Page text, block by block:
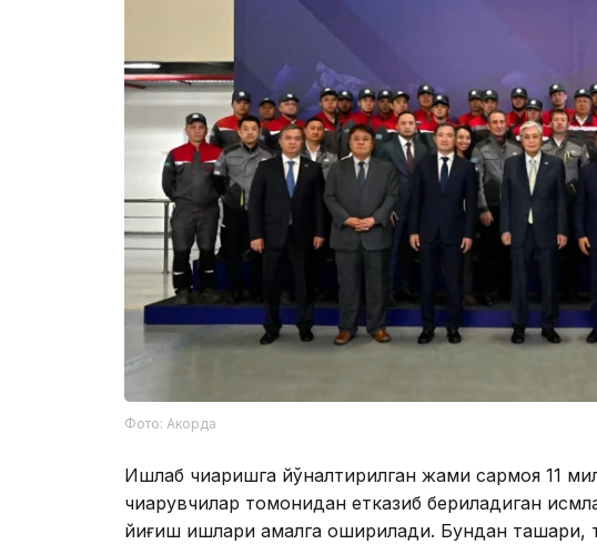
Фото: Акорда
Ишлаб чиқаришга йўналтирилган жами сармоя 11
чиқарувчилар томонидан етказиб бериладиган
йиғиш ишлари амалга оширилади. Бундан ташқари,